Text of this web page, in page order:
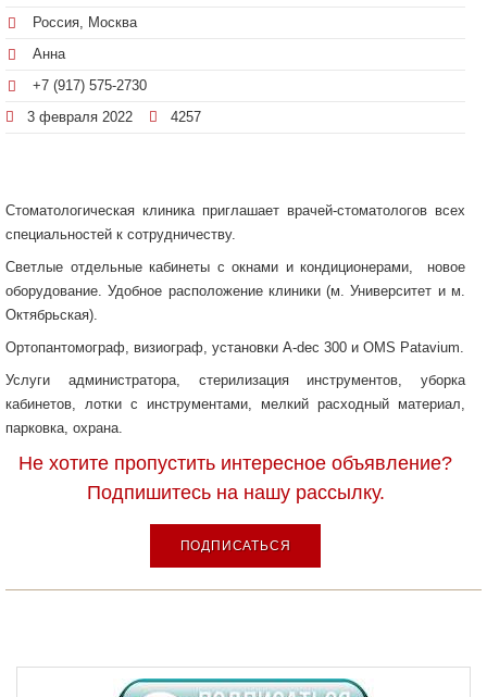
Россия, Москва
Анна
+7 (917) 575-2730
3 февраля 2022
4257
Стоматологическая клиника приглашает врачей-стоматологов всех
специальностей к сотрудничеству.
Светлые отдельные кабинеты с окнами и кондиционерами, новое
оборудование. Удобное расположение клиники (м. Университет и м.
Октябрьская).
Ортопантомограф, визиограф, установки A-dec 300 и OMS Patavium.
Услуги администратора, стерилизация инструментов, уборка
кабинетов, лотки с инструментами, мелкий расходный материал,
парковка, охрана.
Не хотите пропустить интересное объявление?
Подпишитесь на нашу рассылку.
ПОДПИСАТЬСЯ